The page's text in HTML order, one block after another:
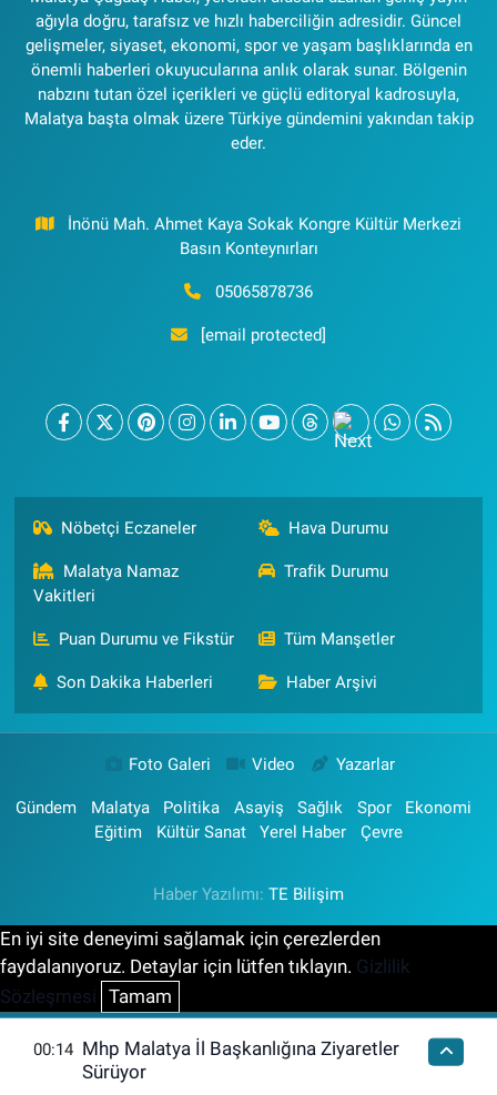
ağıyla doğru, tarafsız ve hızlı haberciliğin adresidir. Güncel
gelişmeler, siyaset, ekonomi, spor ve yaşam başlıklarında en
önemli haberleri okuyucularına anlık olarak sunar. Bölgenin
nabzını tutan özel içerikleri ve güçlü editoryal kadrosuyla,
Malatya başta olmak üzere Türkiye gündemini yakından takip
eder.
İnönü Mah. Ahmet Kaya Sokak Kongre Kültür Merkezi
Basın Konteynırları
05065878736
[email protected]
Nöbetçi Eczaneler Hava Durumu
Malatya Namaz
Vakitleri
Trafik Durumu
Puan Durumu ve Fikstür Tüm Manşetler
Son Dakika Haberleri Haber Arşivi
Foto Galeri Video Yazarlar
Gündem Malatya Politika Asayiş Sağlık Spor
Ekonomi
Eğitim
Kültür Sanat Yerel Haber Çevre
Haber Yazılımı: TE Bilişim
En iyi site deneyimi sağlamak için çerezlerden
faydalanıyoruz. Detaylar için lütfen tıklayın. Gizlilik
Sözleşmesi Tamam
00:14 Mhp Malatya İl Başkanlığına Ziyaretler
Sürüyor